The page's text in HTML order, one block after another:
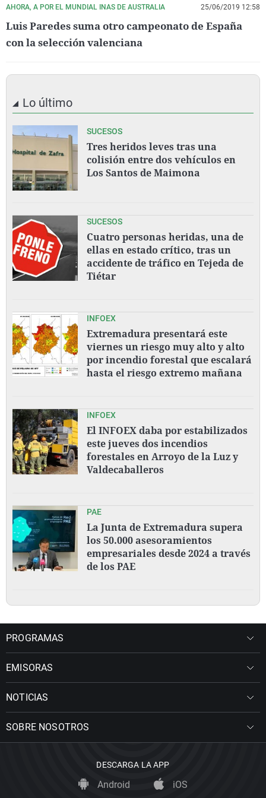
AHORA, A POR EL MUNDIAL INAS DE AUSTRALIA 25/06/2019 12:58
Luis Paredes suma otro campeonato de España
con la selección valenciana
Lo último
SUCESOS
Tres heridos leves tras una
colisión entre dos vehículos en
Los Santos de Maimona
SUCESOS
Cuatro personas heridas, una de
ellas en estado crítico, tras un
accidente de tráfico en Tejeda de
Tiétar
INFOEX
Extremadura presentará este
viernes un riesgo muy alto y alto
por incendio forestal que escalará
hasta el riesgo extremo mañana
INFOEX
El INFOEX daba por estabilizados
este jueves dos incendios
forestales en Arroyo de la Luz y
Valdecaballeros
PAE
La Junta de Extremadura supera
los 50.000 asesoramientos
empresariales desde 2024 a través
de los PAE
PROGRAMAS
EMISORAS
NOTICIAS
SOBRE NOSOTROS
DESCARGA LA APP
Android iOS